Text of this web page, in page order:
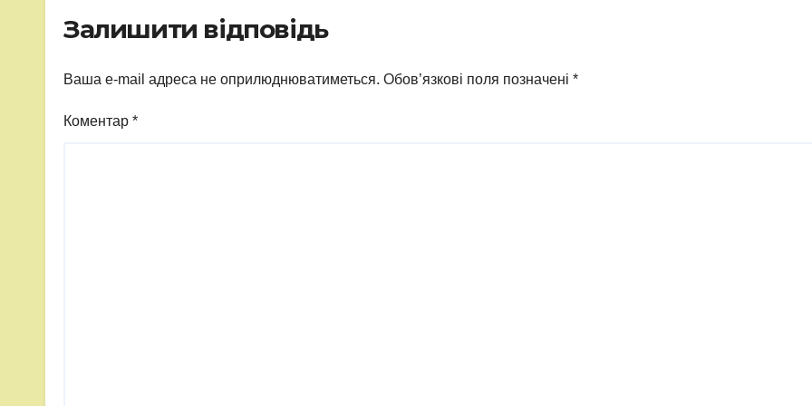
Залишити відповідь
Ваша e-mail адреса не оприлюднюватиметься. Обов’язкові поля позначені *
Коментар *